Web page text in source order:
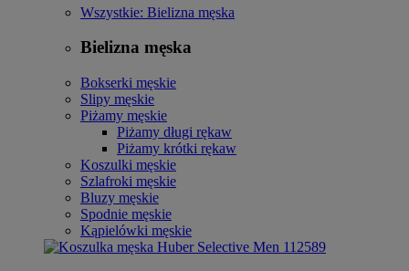
Wszystkie: Bielizna męska
Bielizna męska
Bokserki męskie
Slipy męskie
Piżamy męskie
Piżamy długi rękaw
Piżamy krótki rękaw
Koszulki męskie
Szlafroki męskie
Bluzy męskie
Spodnie męskie
Kąpielówki męskie